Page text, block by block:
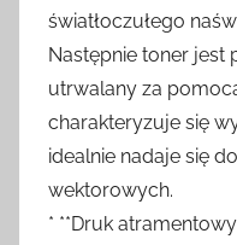
światłoczułego
Następnie toner jest
utrwalany za
charakteryzuje się
idealnie nadaje się
wektorowych.
* **Druk